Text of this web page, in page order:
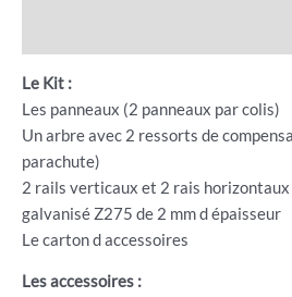
Le Kit :
Les panneaux (2 panneaux par colis)
Un arbre avec 2 ressorts de
parachute)
2 rails verticaux et 2 rais
galvanisé Z275 de 2 mm d épaisseur
Le carton d accessoires
Les accessoires :